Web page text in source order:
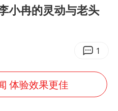
视频丨中国东方电气集团原党组副书记、董事宋致远被查
台州《告全体市民书》
学一纸声明甩不了锅
海鲜忘车里4天打开门满车都是蛆
小冉的灵动与老头
1
体验效果更佳